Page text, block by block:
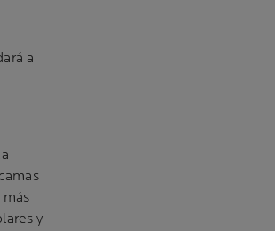
a
y